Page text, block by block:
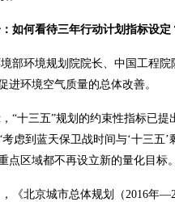
如何看待三年行动计划指标设定
部环境规划院院长、中国工程
进环境空气质量的总体改善。
“十三五”规划的约束性指标已
考虑到蓝天保卫战时间与‘十三五
点区域都不再设立新的量化目标
《北京城市总体规划（2016年